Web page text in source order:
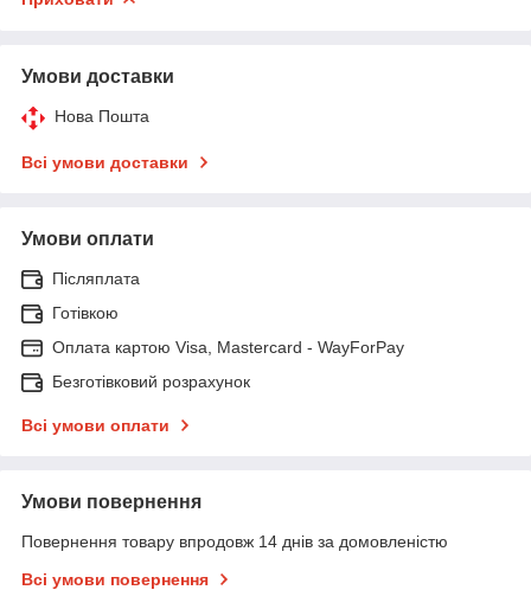
Умови доставки
Нова Пошта
Всі умови доставки
Умови оплати
Післяплата
Готівкою
Оплата картою Visa, Mastercard - WayForPay
Безготівковий розрахунок
Всі умови оплати
Умови повернення
Повернення товару впродовж 14 днів за домовленістю
Всі умови повернення